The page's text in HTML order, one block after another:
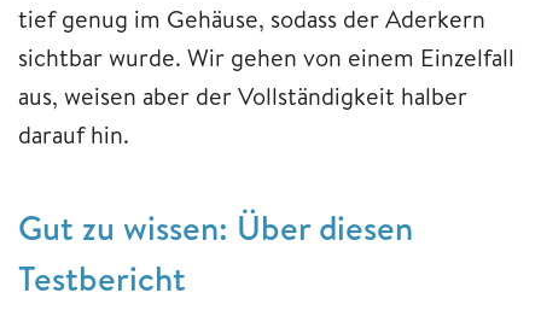
tief genug im Gehäuse, sodass der Aderkern
sichtbar wurde. Wir gehen von einem Einzelfall
aus, weisen aber der Vollständigkeit halber
darauf hin.
Gut zu wissen: Über diesen
Testbericht